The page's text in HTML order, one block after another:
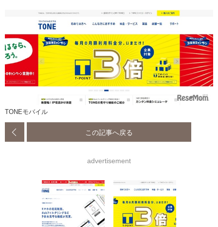
TONEモバイル
この記事へ戻る
advertisement